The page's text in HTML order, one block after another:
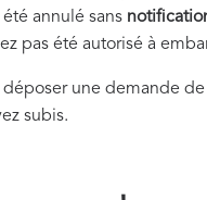
annulé sans
pas été autorisé à
déposer une demande de
subis.